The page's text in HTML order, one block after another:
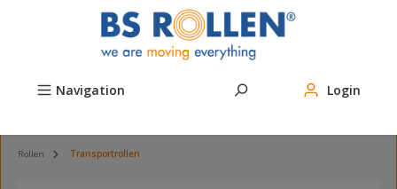
Zum Hauptinhalt springen
Navigation Login
Rollen Transportrollen